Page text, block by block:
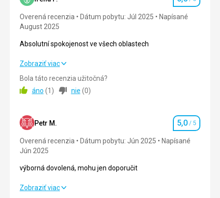
Hodnotenie
Overená recenzia Dátum pobytu: Júl 2025
Napísané
August 2025
Absolutní spokojenost ve všech oblastech
Absolutní spokojenost ve všech oblastech
Strava
Okolie 5,0/ 5
Služby 5,0
Zobraziť viac
Bola táto recenzia užitočná?
áno (1 ) nie (0)
Petr M. Hodnotenie
5,0 / 5
Overená recenzia Dátum pobytu: Jún 2025
Napísané
Jún 2025
výborná dovolená, mohu jen doporučit
výborná dovolená, mohu jen doporučit
Zobraziť viac